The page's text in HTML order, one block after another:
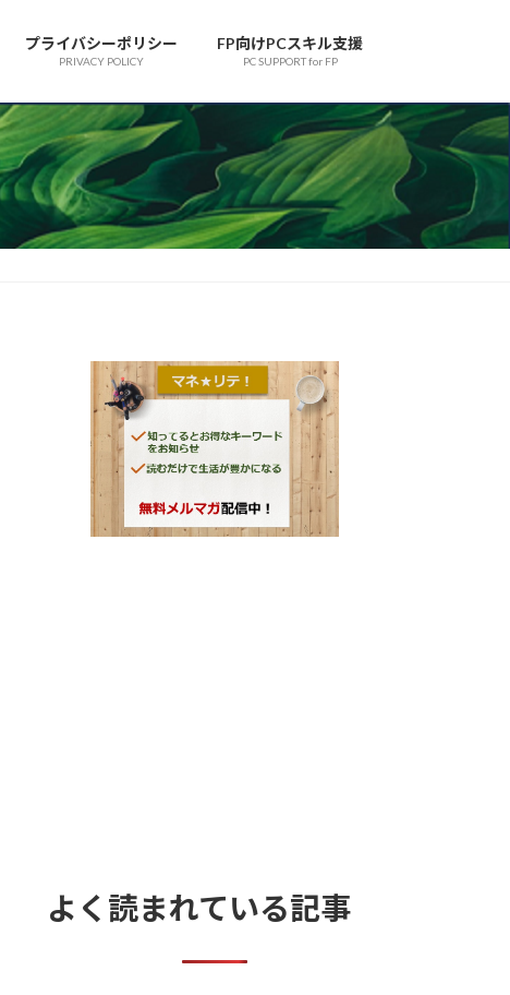
プライバシーポリシー
PRIVACY POLICY
FP向けPCスキル支援
PC SUPPORT for FP
よく読まれている記事